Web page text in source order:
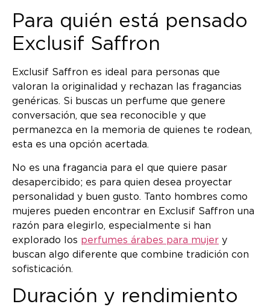
Para quién está pensado
Exclusif Saffron
Exclusif Saffron es ideal para personas que
valoran la originalidad y rechazan las fragancias
genéricas. Si buscas un perfume que genere
conversación, que sea reconocible y que
permanezca en la memoria de quienes te rodean,
esta es una opción acertada.
No es una fragancia para el que quiere pasar
desapercibido; es para quien desea proyectar
personalidad y buen gusto. Tanto hombres como
mujeres pueden encontrar en Exclusif Saffron una
razón para elegirlo, especialmente si han
explorado los perfumes árabes para mujer y
buscan algo diferente que combine tradición con
sofisticación.
Duración y rendimiento